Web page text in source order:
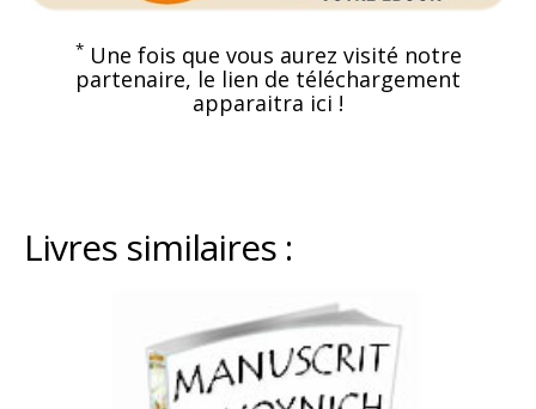
*Une fois que vous aurez visité notre
partenaire, le lien de téléchargement
apparaitra ici !
Livres similaires :